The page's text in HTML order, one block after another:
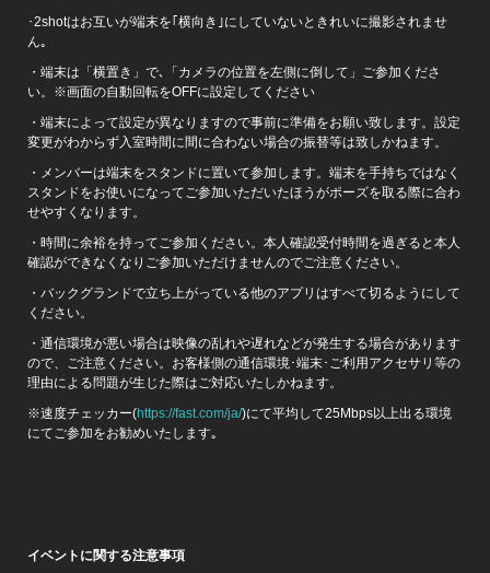
･2shotはお互いが端末を｢横向き｣にしていないときれいに撮影されませ
ん｡
・端末は「横置き」で､「カメラの位置を左側に倒して」ご参加くださ
い。※画面の自動回転をOFFに設定してください
・端末によって設定が異なりますので事前に準備をお願い致します。設定
変更がわからず入室時間に間に合わない場合の振替等は致しかねます。
・メンバーは端末をスタンドに置いて参加します。端末を手持ちではなく
スタンドをお使いになってご参加いただいたほうがポーズを取る際に合わ
せやすくなります。
・時間に余裕を持ってご参加ください。本人確認受付時間を過ぎると本人
確認ができなくなりご参加いただけませんのでご注意ください。
・バックグランドで立ち上がっている他のアプリはすべて切るようにして
ください。
・通信環境が悪い場合は映像の乱れや遅れなどが発生する場合があります
ので、ご注意ください。お客様側の通信環境･端末･ご利用アクセサリ等の
理由による問題が生じた際はご対応いたしかねます。
※速度チェッカー(https://fast.com/ja/)にて平均して25Mbps以上出る環境
にてご参加をお勧めいたします｡
イベントに関する注意事項